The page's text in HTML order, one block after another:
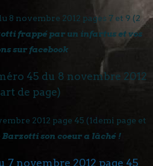
8 novembre 2012 pages 7 et 9 (2
frappé par un infartus et vos
sur facebook
2012 page 45 (1demi page et
Barzotti son coeur a lâché !